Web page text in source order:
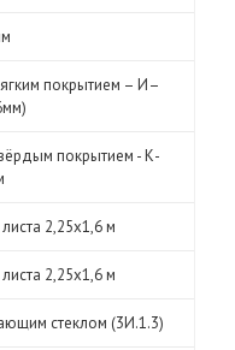
покрытием – И–
покрытием - К-
2,25х1,6 м
2,25х1,6 м
стеклом (3И.1.3)